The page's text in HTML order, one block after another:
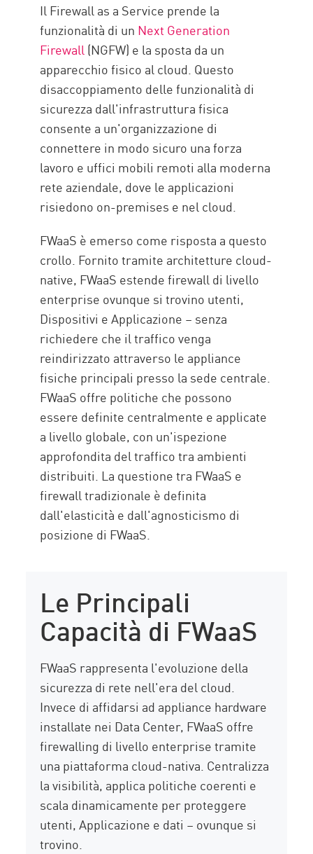
Il Firewall as a Service prende la
funzionalità di un Next Generation
Firewall(NGFW) e la sposta da un
apparecchio fisico al cloud. Questo
disaccoppiamento delle funzionalità di
sicurezza dall'infrastruttura fisica
consente a un'organizzazione di
connettere in modo sicuro una forza
lavoro e uffici mobili remoti alla moderna
rete aziendale, dove le applicazioni
risiedono on-premises e nel cloud.
FWaaS è emerso come risposta a questo
crollo. Fornito tramite architetture cloud-
native, FWaaS estende firewall di livello
enterprise ovunque si trovino utenti,
Dispositivi e Applicazione – senza
richiedere che il traffico venga
reindirizzato attraverso le appliance
fisiche principali presso la sede centrale.
FWaaS offre politiche che possono
essere definite centralmente e applicate
a livello globale, con un'ispezione
approfondita del traffico tra ambienti
distribuiti. La questione tra FWaaS e
firewall tradizionale è definita
dall'elasticità e dall'agnosticismo di
posizione di FWaaS.
Le Principali
Capacità di FWaaS
FWaaS rappresenta l'evoluzione della
sicurezza di rete nell'era del cloud.
Invece di affidarsi ad appliance hardware
installate nei Data Center, FWaaS offre
firewalling di livello enterprise tramite
una piattaforma cloud-nativa. Centralizza
la visibilità, applica politiche coerenti e
scala dinamicamente per proteggere
utenti, Applicazione e dati – ovunque si
trovino.